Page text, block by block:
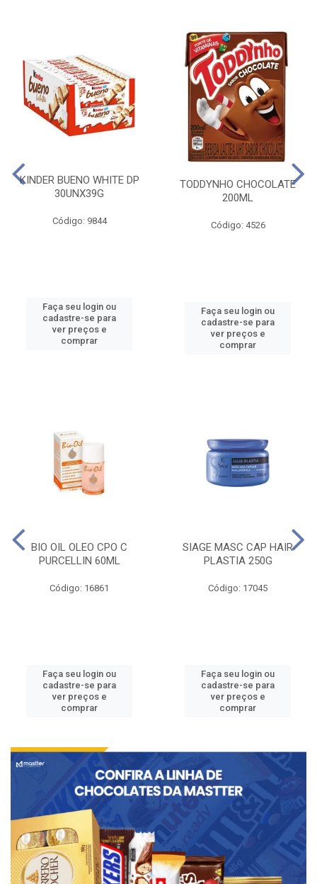
KINDER BUENO WHITE DP
30UNX39G
Código: 9844
Faça seu login ou
cadastre-se para
ver preços e
comprar
TODDYNHO CHOCOLATE
200ML
Código: 4526
Faça seu login ou
cadastre-se para
ver preços e
comprar
BIO OIL OLEO CPO C
PURCELLIN 60ML
Código: 16861
Faça seu login ou
cadastre-se para
ver preços e
comprar
SIAGE MASC CAP HAIR
PLASTIA 250G
Código: 17045
Faça seu login ou
cadastre-se para
ver preços e
comprar